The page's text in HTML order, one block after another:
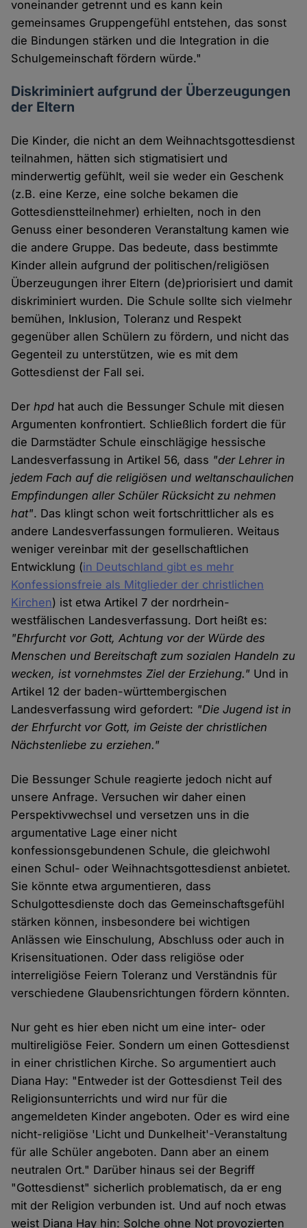
voneinander getrennt und es kann kein
gemeinsames Gruppengefühl entstehen, das sonst
die Bindungen stärken und die Integration in die
Schulgemeinschaft fördern würde."
Diskriminiert aufgrund der Überzeugungen
der Eltern
Die Kinder, die nicht an dem Weihnachtsgottesdienst
teilnahmen, hätten sich stigmatisiert und
minderwertig gefühlt, weil sie weder ein Geschenk
(z.B. eine Kerze, eine solche bekamen die
Gottesdienstteilnehmer) erhielten, noch in den
Genuss einer besonderen Veranstaltung kamen wie
die andere Gruppe. Das bedeute, dass bestimmte
Kinder allein aufgrund der politischen/religiösen
Überzeugungen ihrer Eltern (de)priorisiert und damit
diskriminiert wurden. Die Schule sollte sich vielmehr
bemühen, Inklusion, Toleranz und Respekt
gegenüber allen Schülern zu fördern, und nicht das
Gegenteil zu unterstützen, wie es mit dem
Gottesdienst der Fall sei.
Derhpd hat auch die Bessunger Schule mit diesen
Argumenten konfrontiert. Schließlich fordert die für
die Darmstädter Schule einschlägige hessische
Landesverfassung in Artikel 56, dass "der Lehrer in
jedem Fach auf die religiösen und weltanschaulichen
Empfindungen aller Schüler Rücksicht zu nehmen
hat". Das klingt schon weit fortschrittlicher als es
andere Landesverfassungen formulieren. Weitaus
weniger vereinbar mit der gesellschaftlichen
Entwicklung (in Deutschland gibt es mehr
Konfessionsfreie als Mitglieder der christlichen
Kirchen) ist etwa Artikel 7 der nordrhein-
westfälischen Landesverfassung. Dort heißt es:
"Ehrfurcht vor Gott, Achtung vor der Würde des
Menschen und Bereitschaft zum sozialen Handeln zu
wecken, ist vornehmstes Ziel der Erziehung." Und in
Artikel 12 der baden-württembergischen
Landesverfassung wird gefordert: "Die Jugend ist in
der Ehrfurcht vor Gott, im Geiste der christlichen
Nächstenliebe zu erziehen."
Die Bessunger Schule reagierte jedoch nicht auf
unsere Anfrage. Versuchen wir daher einen
Perspektivwechsel und versetzen uns in die
argumentative Lage einer nicht
konfessionsgebundenen Schule, die gleichwohl
einen Schul- oder Weihnachtsgottesdienst anbietet.
Sie könnte etwa argumentieren, dass
Schulgottesdienste doch das Gemeinschaftsgefühl
stärken können, insbesondere bei wichtigen
Anlässen wie Einschulung, Abschluss oder auch in
Krisensituationen. Oder dass religiöse oder
interreligiöse Feiern Toleranz und Verständnis für
verschiedene Glaubensrichtungen fördern könnten.
Nur geht es hier eben nicht um eine inter- oder
multireligiöse Feier. Sondern um einen Gottesdienst
in einer christlichen Kirche. So argumentiert auch
Diana Hay: "Entweder ist der Gottesdienst Teil des
Religionsunterrichts und wird nur für die
angemeldeten Kinder angeboten. Oder es wird eine
nicht-religiöse 'Licht und Dunkelheit'-Veranstaltung
für alle Schüler angeboten. Dann aber an einem
neutralen Ort." Darüber hinaus sei der Begriff
"Gottesdienst" sicherlich problematisch, da er eng
mit der Religion verbunden ist. Und auf noch etwas
weist Diana Hay hin: Solche ohne Not provozierten